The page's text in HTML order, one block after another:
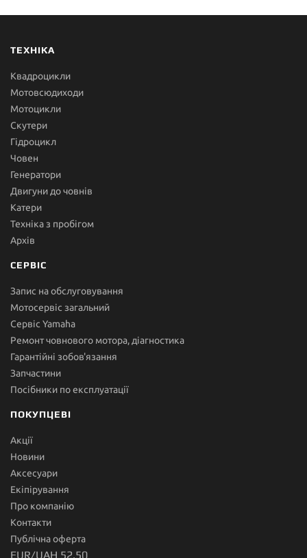
ТЕХНІКА
Квадроцикли
Мотовсюдиходи
Мотоцикли
Скутери
Гідроцикл
Човен
Генератори
Двигуни до човнів
Катери
Техніка з пробігом
Архів
СЕРВІС
Запис на обслуговування
Мотосервіс загальний
Сервіс Yamaha
Ремонт човнового мотора, діагностика
Гарантійні зобов'язання
Запчастини
Посібники по експлуатації
ПОКУПЦЕВІ
Акції
Новини
Аксесуари
Екіпірування
Про компанію
Контакти
Публічна оферта
EUR/UAH 52.50